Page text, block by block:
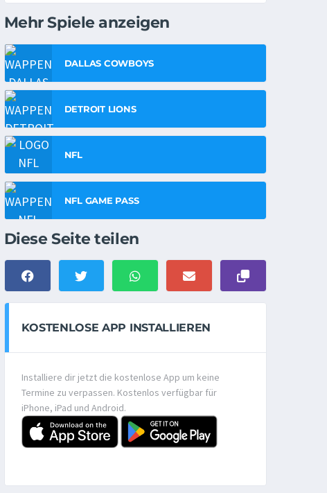
Mehr Spiele anzeigen
DALLAS COWBOYS
DETROIT LIONS
NFL
NFL GAME PASS
Diese Seite teilen
KOSTENLOSE APP INSTALLIEREN
Installiere dir jetzt die kostenlose App um keine
Termine zu verpassen. Kostenlos verfügbar für
iPhone, iPad und Android.